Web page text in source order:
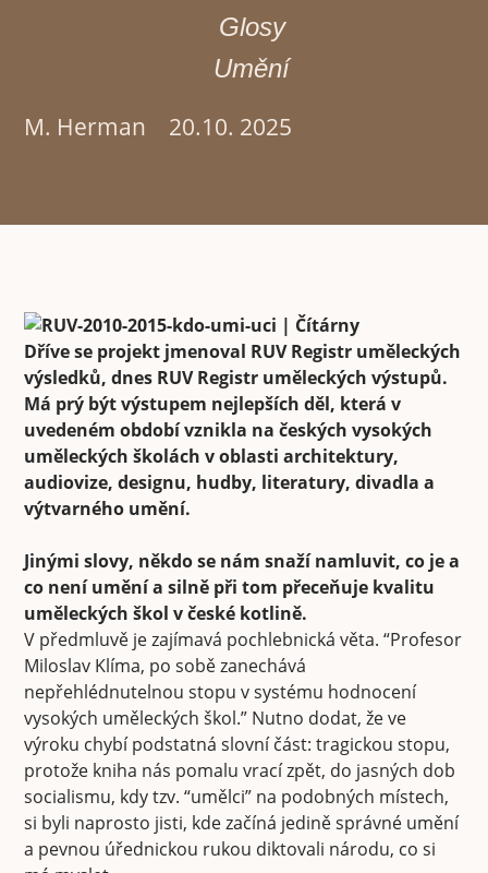
Glosy
Umění
M. Herman 20.10. 2025
Dříve se projekt jmenoval RUV Registr uměleckých
výsledků, dnes RUV Registr uměleckých výstupů.
Má prý být výstupem nejlepších děl, která v
uvedeném období vznikla na českých vysokých
uměleckých školách v oblasti architektury,
audiovize, designu, hudby, literatury, divadla a
výtvarného umění.
Jinými slovy, někdo se nám snaží namluvit, co je a
co není umění a silně při tom přeceňuje kvalitu
uměleckých škol v české kotlině.
V předmluvě je zajímavá pochlebnická věta. “Profesor
Miloslav Klíma, po sobě zanechává
nepřehlédnutelnou stopu v systému hodnocení
vysokých uměleckých škol.” Nutno dodat, že ve
výroku chybí podstatná slovní část: tragickou stopu,
protože kniha nás pomalu vrací zpět, do jasných dob
socialismu, kdy tzv. “umělci” na podobných místech,
si byli naprosto jisti, kde začíná jedině správné umění
a pevnou úřednickou rukou diktovali národu, co si